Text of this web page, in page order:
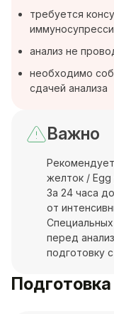
требуется
анализ не
необходимо
сдачей анализа
Важно
желток / Egg
За 24 часа
от
перед
подготовку